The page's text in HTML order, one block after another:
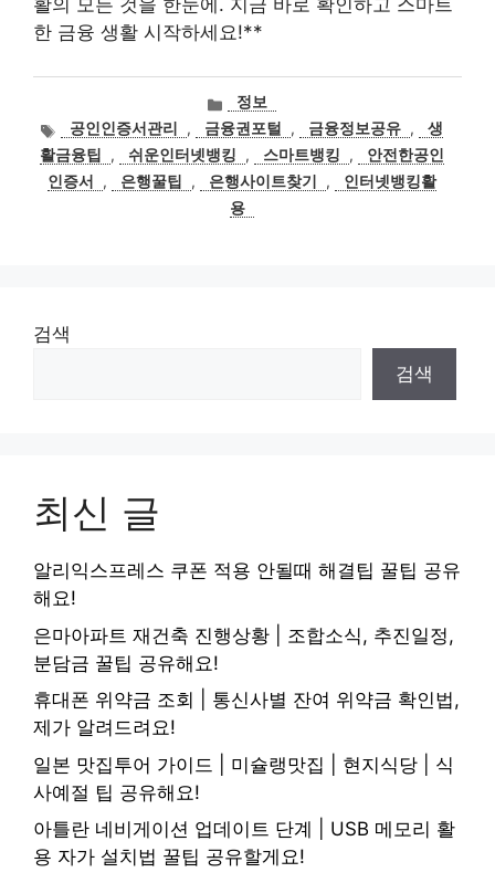
활의 모든 것을 한눈에. 지금 바로 확인하고 스마트
한 금융 생활 시작하세요!**
카
테
고
리
정보
태
그
공인인증서관리 , 금융권포털 , 금융정보공유 ,
생
활금융팁
, 쉬운인터넷뱅킹 , 스마트뱅킹 ,
안전한공인
인증서
, 은행꿀팁 , 은행사이트찾기 ,
인터넷뱅킹활
용
검색
검색
최신 글
알리익스프레스 쿠폰 적용 안될때 해결팁 꿀팁 공유
해요!
은마아파트 재건축 진행상황 | 조합소식, 추진일정,
분담금 꿀팁 공유해요!
휴대폰 위약금 조회 | 통신사별 잔여 위약금 확인법,
제가 알려드려요!
일본 맛집투어 가이드 | 미슐랭맛집 | 현지식당 | 식
사예절 팁 공유해요!
아틀란 네비게이션 업데이트 단계 | USB 메모리 활
용 자가 설치법 꿀팁 공유할게요!